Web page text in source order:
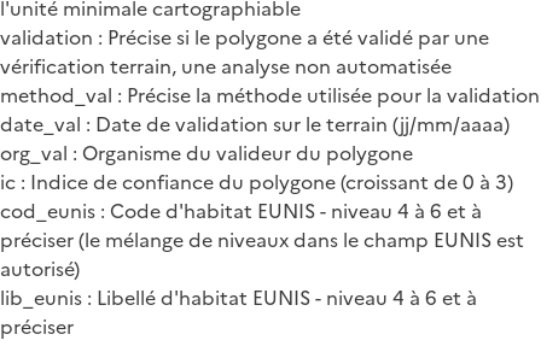
l'unité minimale cartographiable
validation : Précise si le polygone a été validé par une
vérification terrain, une analyse non automatisée
method_val : Précise la méthode utilisée pour la validation
date_val : Date de validation sur le terrain (jj/mm/aaaa)
org_val : Organisme du valideur du polygone
ic : Indice de confiance du polygone (croissant de 0 à 3)
cod_eunis : Code d'habitat EUNIS - niveau 4 à 6 et à
préciser (le mélange de niveaux dans le champ EUNIS est
autorisé)
lib_eunis : Libellé d'habitat EUNIS - niveau 4 à 6 et à
préciser